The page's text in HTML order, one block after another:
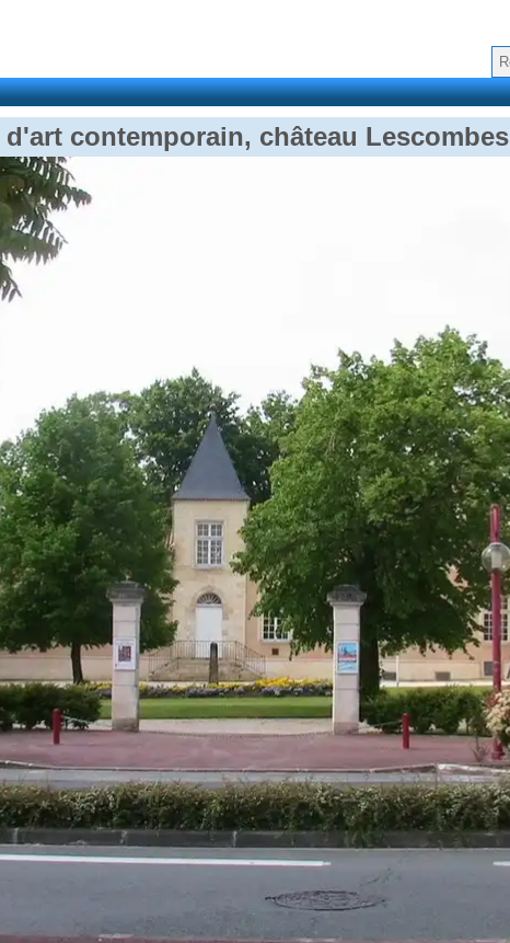
d'art contemporain, château Lescombes